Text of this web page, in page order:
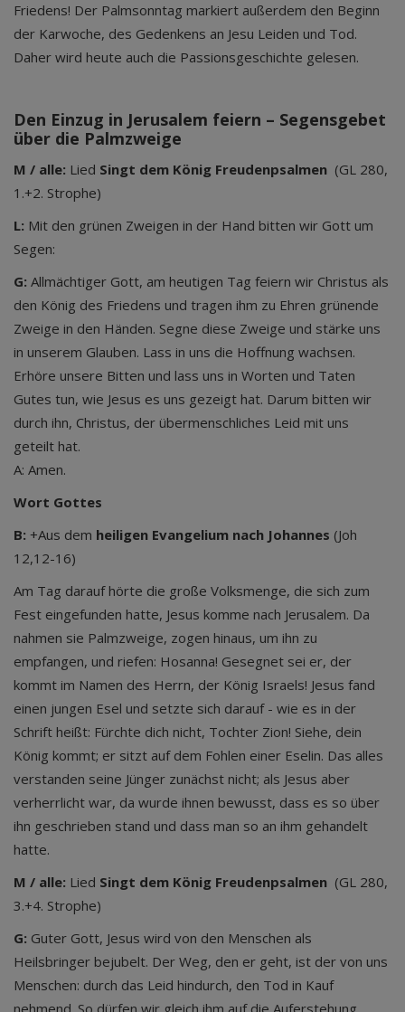
Friedens! Der Palmsonntag markiert außerdem den Beginn
der Karwoche, des Gedenkens an Jesu Leiden und Tod.
Daher wird heute auch die Passionsgeschichte gelesen.
Den Einzug in Jerusalem feiern – Segensgebet
über die Palmzweige
M / alle: Lied Singt dem König Freudenpsalmen (GL 280,
1.+2. Strophe)
L: Mit den grünen Zweigen in der Hand bitten wir Gott um
Segen:
G: Allmächtiger Gott, am heutigen Tag feiern wir Christus als
den König des Friedens und tragen ihm zu Ehren grünende
Zweige in den Händen. Segne diese Zweige und stärke uns
in unserem Glauben. Lass in uns die Hoffnung wachsen.
Erhöre unsere Bitten und lass uns in Worten und Taten
Gutes tun, wie Jesus es uns gezeigt hat. Darum bitten wir
durch ihn, Christus, der übermenschliches Leid mit uns
geteilt hat.
A: Amen.
Wort Gottes
B: +Aus dem heiligen Evangelium nach Johannes (Joh
12,12-16)
Am Tag darauf hörte die große Volksmenge, die sich zum
Fest eingefunden hatte, Jesus komme nach Jerusalem. Da
nahmen sie Palmzweige, zogen hinaus, um ihn zu
empfangen, und riefen: Hosanna! Gesegnet sei er, der
kommt im Namen des Herrn, der König Israels! Jesus fand
einen jungen Esel und setzte sich darauf - wie es in der
Schrift heißt: Fürchte dich nicht, Tochter Zion! Siehe, dein
König kommt; er sitzt auf dem Fohlen einer Eselin. Das alles
verstanden seine Jünger zunächst nicht; als Jesus aber
verherrlicht war, da wurde ihnen bewusst, dass es so über
ihn geschrieben stand und dass man so an ihm gehandelt
hatte.
M / alle: Lied Singt dem König Freudenpsalmen (GL 280,
3.+4. Strophe)
G: Guter Gott, Jesus wird von den Menschen als
Heilsbringer bejubelt. Der Weg, den er geht, ist der von uns
Menschen: durch das Leid hindurch, den Tod in Kauf
nehmend. So dürfen wir gleich ihm auf die Auferstehung